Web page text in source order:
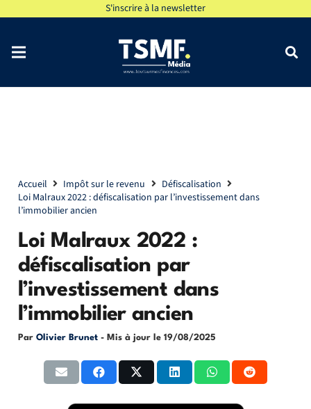
S'inscrire à la newsletter
Accueil Impôt sur le revenu
Défiscalisation
Loi Malraux 2022 : défiscalisation par l’investissement dans
l’immobilier ancien
Loi Malraux 2022 :
défiscalisation par
l’investissement dans
l’immobilier ancien
Par Olivier Brunet - Mis à jour le 19/08/2025